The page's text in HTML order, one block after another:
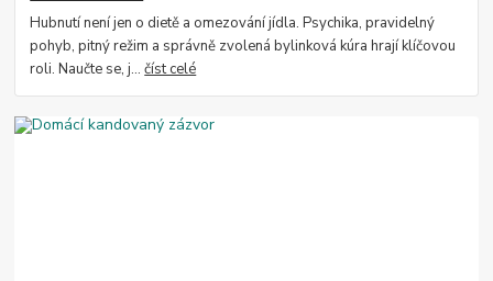
Hubnutí není jen o dietě a omezování jídla. Psychika, pravidelný
pohyb, pitný režim a správně zvolená bylinková kúra hrají klíčovou
roli. Naučte se, j...číst celé